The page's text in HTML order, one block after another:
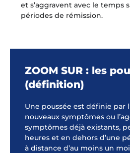
et s’aggravent avec le temps
périodes de rémission.
ZOOM SUR : les
(définition)
Une poussée est définie par
nouveaux symptômes ou
symptômes déjà existants,
heures et en dehors d’une
à distance d’au moins un